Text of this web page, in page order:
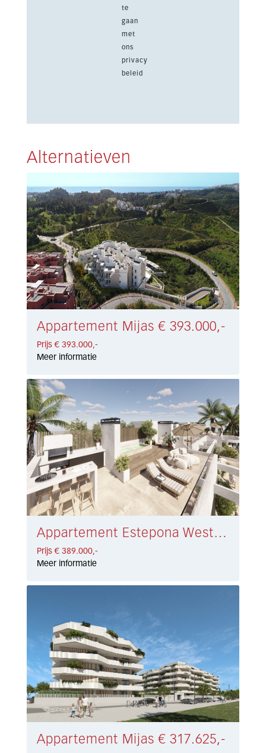
te
gaan
met
ons
privacy
beleid
Alternatieven
Appartement Mijas € 393.000,-
Prijs € 393.000,-
Meer informatie
Appartement Estepona West € 389.000,-
Prijs € 389.000,-
Meer informatie
Appartement Mijas € 317.625,-